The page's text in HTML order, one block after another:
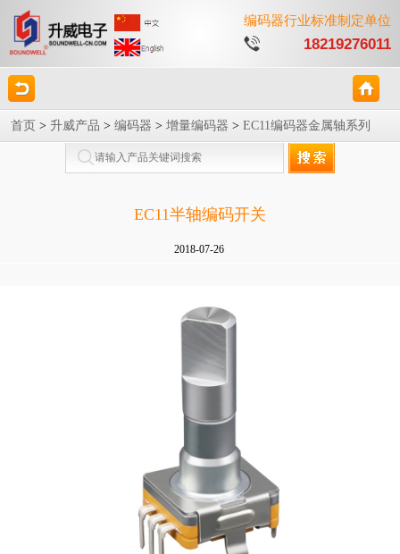
编码器行业标准制定单位
18219276011
首页 > 升威产品 > 编码器 > 增量编码器 > EC11编码器金属轴系列
EC11半轴编码开关
2018-07-26